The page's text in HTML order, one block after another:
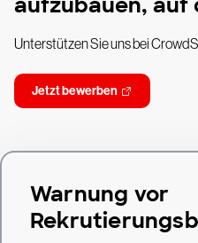
Unterstützen Sie uns bei
Jetzt bewerben
Warnung vor